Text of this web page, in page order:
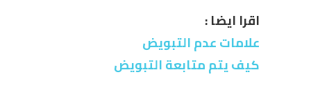
اقرا ايضا :
علامات عدم التبويض
كيف يتم متابعة التبويض